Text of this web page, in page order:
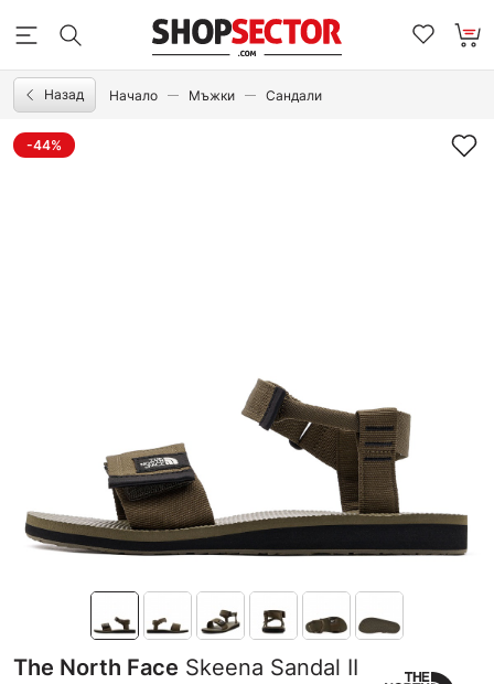
Назад Начало Мъжки Сандали
-44%
The North Face Skeena Sandal II